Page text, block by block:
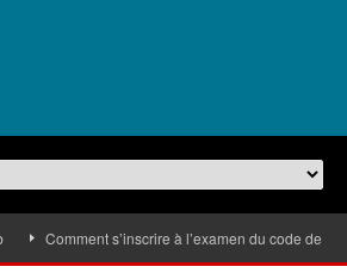
Comment s’inscrire à l’examen du code de la